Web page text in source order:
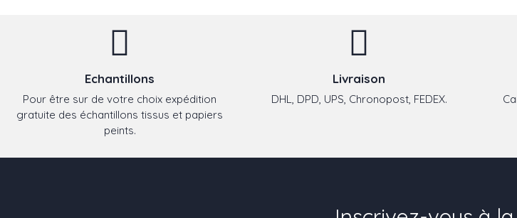
Echantillons
Pour être sur de votre choix expédition
gratuite des échantillons tissus et papiers
peints.
Livraison
DHL, DPD, UPS, Chronopost, FEDEX.